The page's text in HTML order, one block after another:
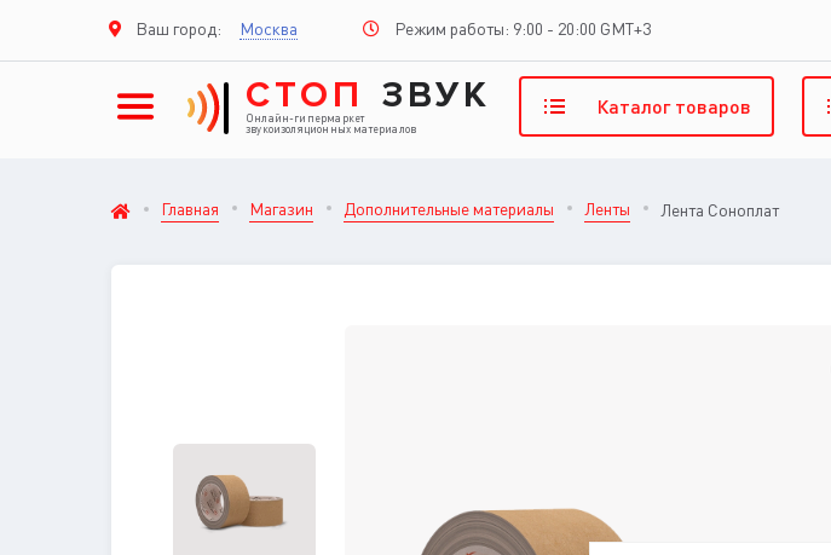
Ваш город: Москва Режим работы: 9:00 - 20:00 GMT+3
СТОП ЗВУК
Онлайн-гипермаркет
звукоизоляционных материалов
Каталогтоваров
Главная Магазин Дополнительные материалы Ленты Лента Соноплат